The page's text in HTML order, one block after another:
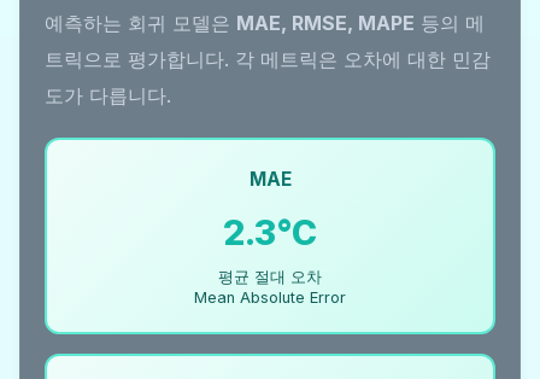
예측하는 회귀 모델은 MAE, RMSE, MAPE 등의 메
트릭으로 평가합니다. 각 메트릭은 오차에 대한 민감
도가 다릅니다.
MAE
2.3°C
평균 절대 오차
Mean Absolute Error